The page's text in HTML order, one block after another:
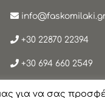
+30 22870 22394
+30 694 660 2549
για να σας